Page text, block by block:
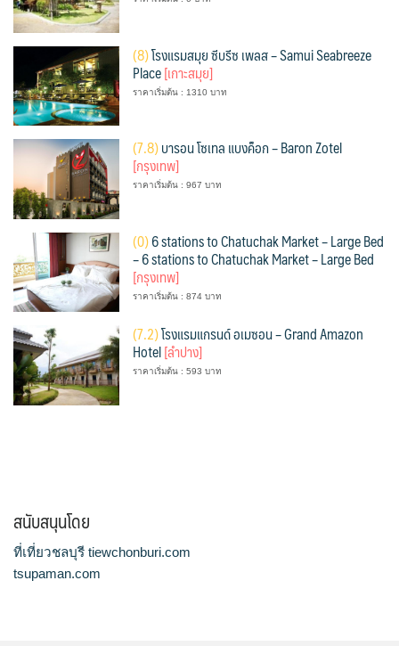
(8)โรงแรมสมุย ซีบรีซ เพลส – Samui Seabreeze
Place[เกาะสมุย]
ราคาเริ่มต้น : 1310 บาท
(7.8)บารอน โซเทล แบงค็อก – Baron Zotel
[กรุงเทพ]
ราคาเริ่มต้น : 967 บาท
(0)6 stations to Chatuchak Market – Large Bed
– 6 stations to Chatuchak Market – Large Bed
[กรุงเทพ]
ราคาเริ่มต้น : 874 บาท
(7.2)โรงแรมแกรนด์ อเมซอน – Grand Amazon
Hotel[ลำปาง]
ราคาเริ่มต้น : 593 บาท
สนับสนุนโดย
ที่เที่ยวชลบุรี tiewchonburi.com
tsupaman.com